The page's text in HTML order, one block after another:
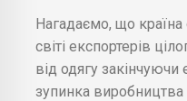
Нагадаємо, що
світі експортерів
від одягу
зупинка